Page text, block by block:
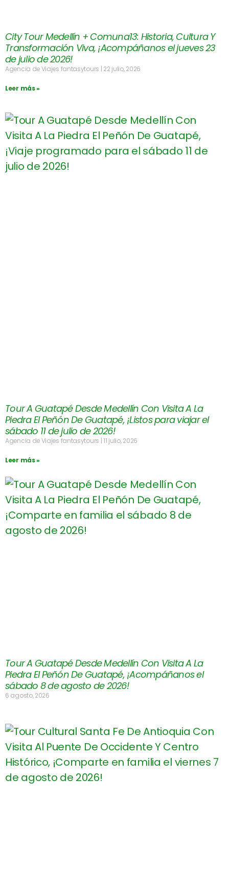
City Tour Medellín + Comuna13: Historia, Cultura Y
Transformación Viva, ¡Acompáñanos el jueves 23
de julio de 2026!
Agencia de Viajes fantasytours 22 julio, 2026
Leer más »
Tour A Guatapé Desde Medellín Con Visita A La
Piedra El Peñón De Guatapé, ¡Listos para viajar el
sábado 11 de julio de 2026!
Agencia de Viajes fantasytours 11 julio, 2026
Leer más »
Tour A Guatapé Desde Medellín Con Visita A La
Piedra El Peñón De Guatapé, ¡Acompáñanos el
sábado 8 de agosto de 2026!
6 agosto, 2026